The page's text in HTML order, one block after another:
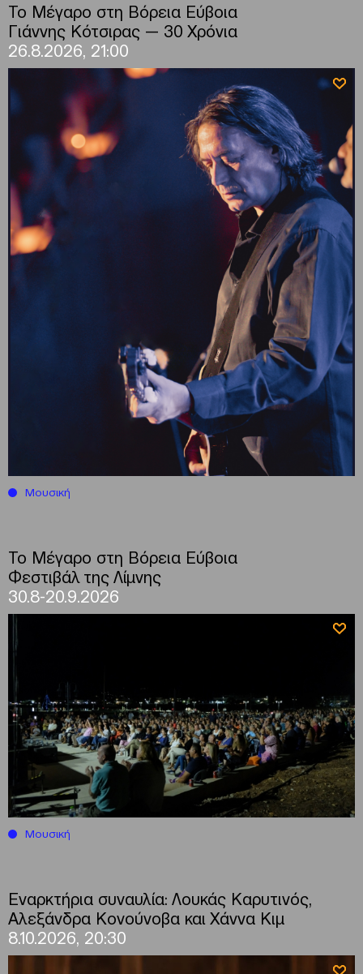
Το Μέγαρο στη Βόρεια Εύβοια
Γιάννης Κότσιρας — 30 Χρόνια
26.8.2026, 21:00
Μουσική
Το Μέγαρο στη Βόρεια Εύβοια
Φεστιβάλ της Λίμνης
30.8-20.9.2026
Μουσική
Εναρκτήρια συναυλία: Λουκάς Καρυτινός,
Αλεξάνδρα Κονούνοβα και Χάννα Κιμ
8.10.2026, 20:30